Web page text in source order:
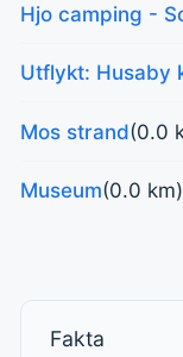
Hjo camping -
Utflykt: Husaby
Mos strand(0.0
Museum(0.0 km)
Fakta